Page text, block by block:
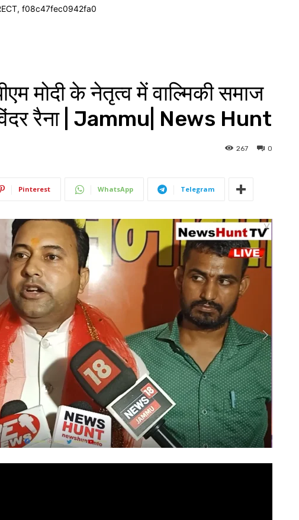
f08c47fec0942fa0
मोदी के नेतृत्व में वाल्मिकी समाज
रैना | Jammu| News Hunt
0
267
Pinterest WhatsApp Telegram